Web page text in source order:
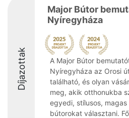
Díjazottak
Major Bútor
Nyíregyháza
A Major Bútor
Nyíregyháza az Orosi
található, és olyan
meg, akik otthonukba
egyedi, stílusos, magas
bútorokat választani.